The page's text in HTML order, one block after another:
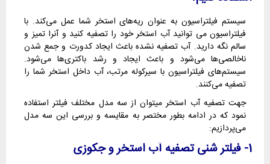
سیستم فیلتراسیون به عنوان ریه‌های استخر شما عمل می‌کند. با
فیلتراسیون می توانید آب استخر خود را تصفیه کنید و آنرا تمیز و
سالم نگه دارید. آب تصفیه نشده باعث ایجاد کدورت و جمع شدن
ناخالصی‌ها می‌شود و باعث ایجاد و رشد باکتری‌ها می‌شود.
سیستم‌های فیلتراسیون با سیرکوله مرتب، آب داخل استخر شما را
تصفیه می‌کنند.
جهت تصفیه آب استخر میتوان از سه مدل مختلف فیلتر استفاده
نمود که در ادامه بطور مختصر به مقایسه و بررسی این سه مدل
می‌پردازیم:
1- فیلتر شنی تصفیه آب استخر و جکوزی